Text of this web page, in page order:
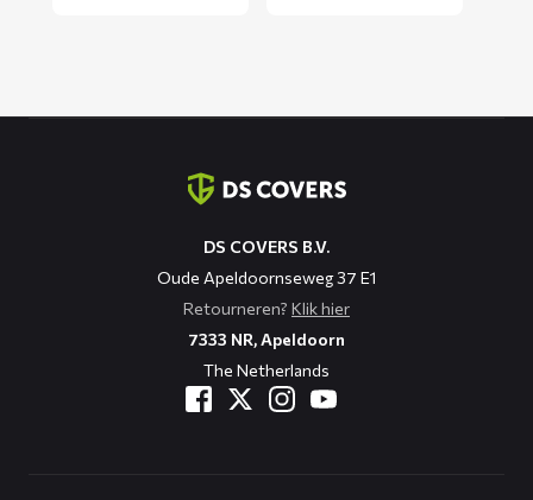
DS COVERS B.V.
Oude Apeldoornseweg 37 E1
Retourneren? Klik hier
7333 NR, Apeldoorn
The Netherlands